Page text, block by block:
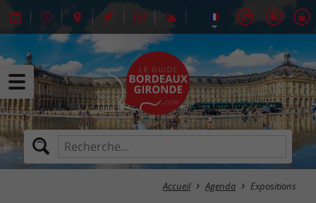
Accueil Agenda Expositions